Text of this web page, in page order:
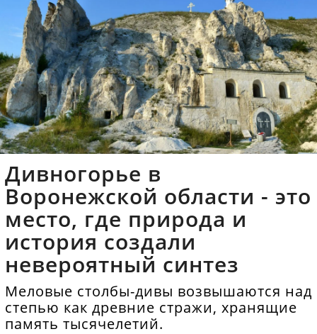
Дивногорье в
Воронежской области - это
место, где природа и
история создали
невероятный синтез
Меловые столбы-дивы возвышаются над
степью как древние стражи, хранящие
память тысячелетий.